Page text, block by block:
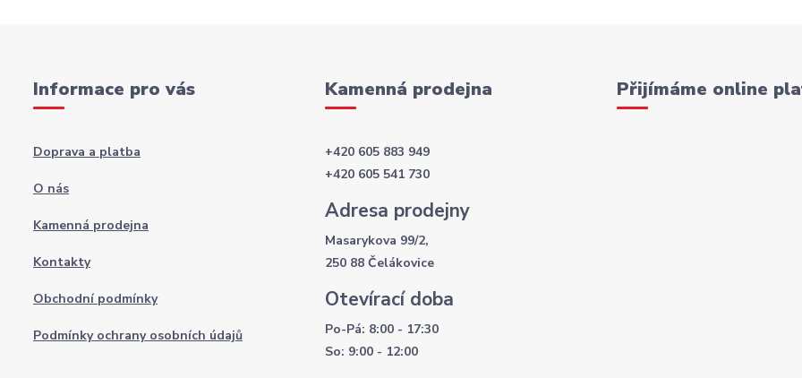
Informace pro vás
Doprava a platba
O nás
Kamenná prodejna
Kontakty
Obchodní podmínky
Podmínky ochrany osobních údajů
Kamenná prodejna
+420 605 883 949
+420 605 541 730
Adresa prodejny
Masarykova 99/2,
250 88 Čelákovice
Otevírací doba
Po-Pá: 8:00 - 17:30
So: 9:00 - 12:00
Přijímáme online